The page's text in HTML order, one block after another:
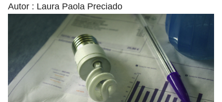
Autor : Laura Paola Preciado